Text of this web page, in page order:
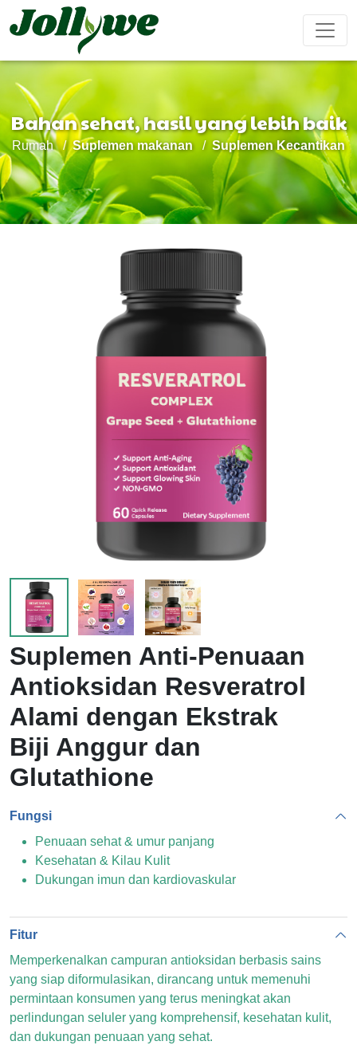
Obat
pencahar
Suplemen
penurun
berat
badan
Meningkatkan
tubuh
Makanan
penambah
stamina
pria
kardiovaskular
Pengobatan
insomnia
Suplemen
pertumbuhan
Tablet/Pil Kapsul
Bubuk
minuman
Bahan sehat, hasil yang lebih baik
Rumah Suplemen makanan Suplemen Kecantikan
Suplemen Anti-Penuaan
Antioksidan Resveratrol
Alami dengan Ekstrak
Biji Anggur dan
Glutathione
Fungsi
Penuaan sehat & umur panjang
Kesehatan & Kilau Kulit
Dukungan imun dan kardiovaskular
Fitur
Memperkenalkan campuran antioksidan berbasis sains
yang siap diformulasikan, dirancang untuk memenuhi
permintaan konsumen yang terus meningkat akan
perlindungan seluler yang komprehensif, kesehatan kulit,
dan dukungan penuaan yang sehat.